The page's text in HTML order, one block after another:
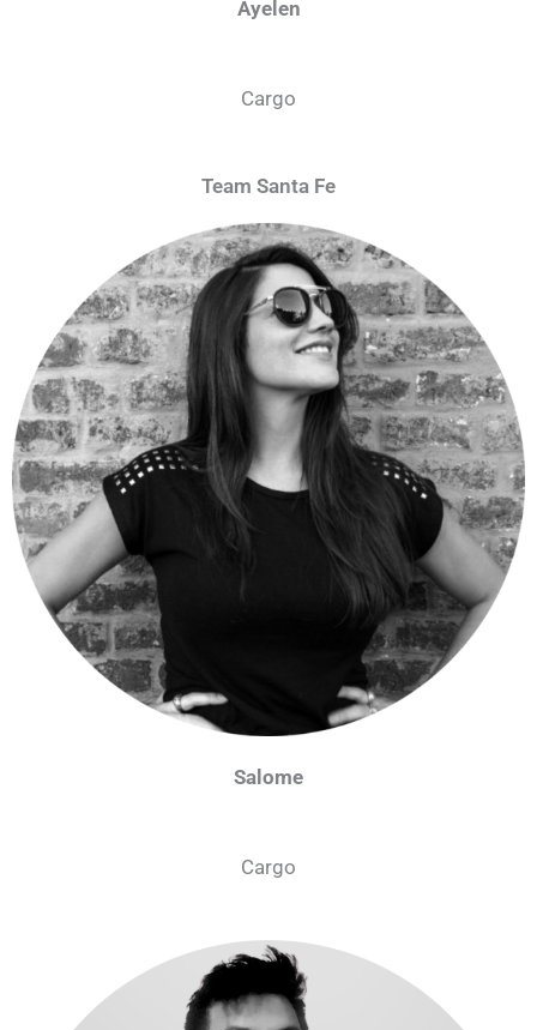
Ayelen
Cargo
Team Santa Fe
Salome
Cargo